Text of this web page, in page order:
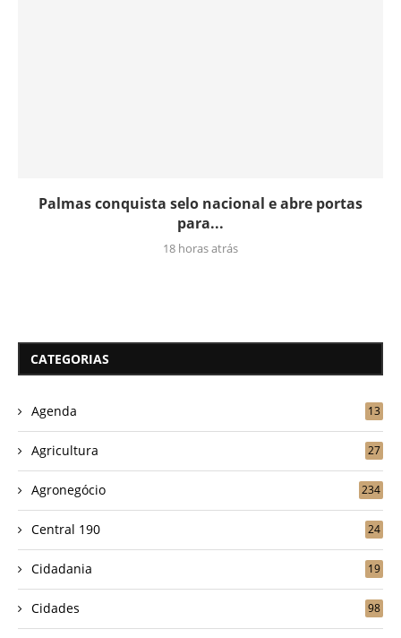
Palmas conquista selo nacional e abre portas
para...
18 horas atrás
CATEGORIAS
Agenda 13
Agricultura 27
Agronegócio 234
Central 190 24
Cidadania 19
Cidades 98